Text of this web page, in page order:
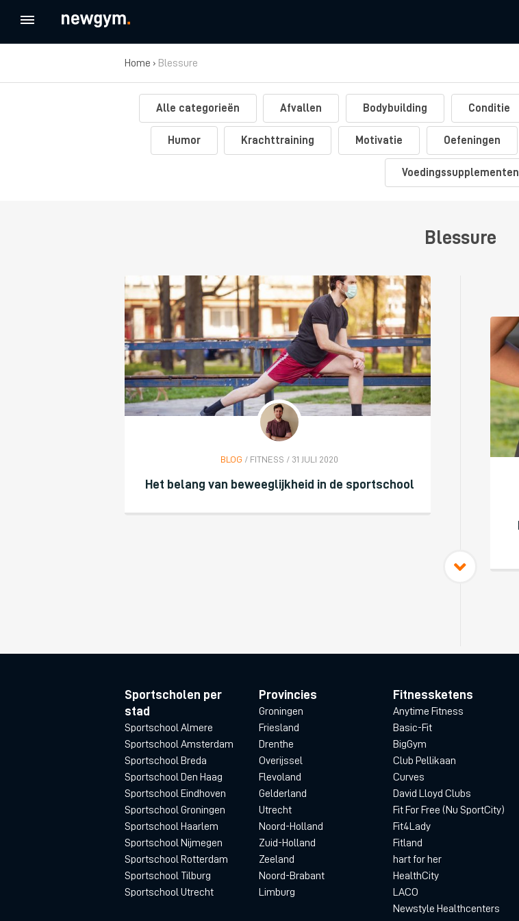
Home › Blessure
Alle categorieën Afvallen Bodybuilding Conditie
Humor Krachttraining Motivatie Oefeningen
Voedingssupplementen
Blessure
BLOG / FITNESS / 31 JULI 2020
Het belang van beweeglijkheid in de sportschool
Sportscholen per
stad
Sportschool Almere
Sportschool Amsterdam
Sportschool Breda
Sportschool Den Haag
Sportschool Eindhoven
Sportschool Groningen
Sportschool Haarlem
Sportschool Nijmegen
Sportschool Rotterdam
Sportschool Tilburg
Sportschool Utrecht
Provincies
Groningen
Friesland
Drenthe
Overijssel
Flevoland
Gelderland
Utrecht
Noord-Holland
Zuid-Holland
Zeeland
Noord-Brabant
Limburg
Fitnessketens
Anytime Fitness
Basic-Fit
BigGym
Club Pellikaan
Curves
David Lloyd Clubs
Fit For Free (Nu SportCity)
Fit4Lady
Fitland
hart for her
HealthCity
LACO
Newstyle Healthcenters